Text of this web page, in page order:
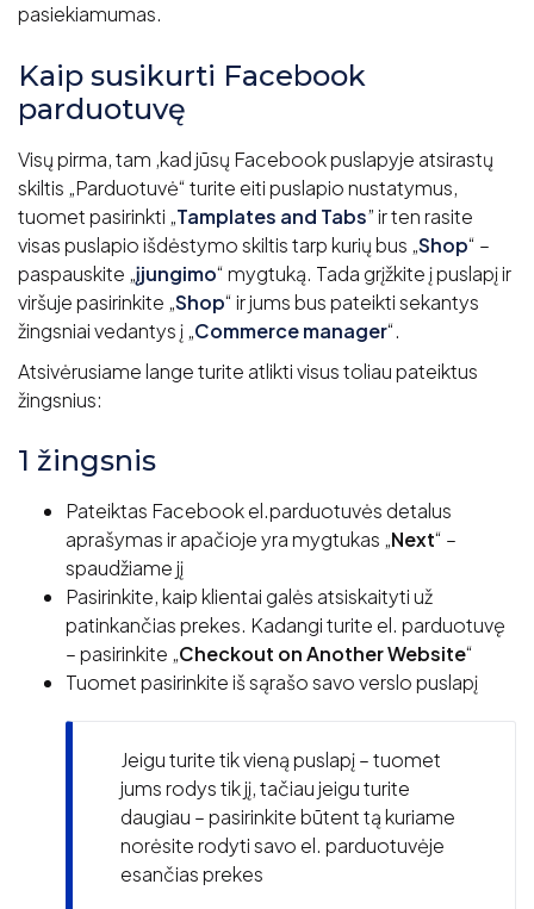
pasiekiamumas.
Kaip susikurti Facebook
parduotuvę
Visų pirma, tam ,kad jūsų Facebook puslapyje atsirastų
skiltis „Parduotuvė“ turite eiti puslapio nustatymus,
tuomet pasirinkti „Tamplates and Tabs” ir ten rasite
visas puslapio išdėstymo skiltis tarp kurių bus „Shop“ –
paspauskite „įjungimo“ mygtuką. Tada grįžkite į puslapį ir
viršuje pasirinkite „Shop“ ir jums bus pateikti sekantys
žingsniai vedantys į „Commerce manager“.
Atsivėrusiame lange turite atlikti visus toliau pateiktus
žingsnius:
1 žingsnis
Pateiktas Facebook el.parduotuvės detalus
aprašymas ir apačioje yra mygtukas „Next“ –
spaudžiame jį
Pasirinkite, kaip klientai galės atsiskaityti už
patinkančias prekes. Kadangi turite el. parduotuvę
– pasirinkite „Checkout on Another Website“
Tuomet pasirinkite iš sąrašo savo verslo puslapį
Jeigu turite tik vieną puslapį – tuomet
jums rodys tik jį, tačiau jeigu turite
daugiau – pasirinkite būtent tą kuriame
norėsite rodyti savo el. parduotuvėje
esančias prekes